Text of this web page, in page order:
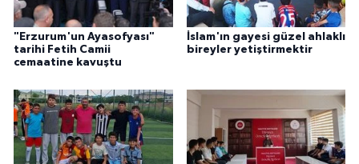
"Erzurum'un Ayasofyası"
tarihi Fetih Camii
cemaatine kavuştu
İslam'ın gayesi güzel ahlaklı
bireyler yetiştirmektir
Kırıkkale Müftülüğü
Kırşehir Müftülüğü
Kocaeli Müftülüğü